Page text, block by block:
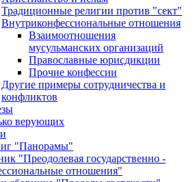
Традиционные религии против "сект"
Внутриконфессиональные отношения
Взаимоотношения
мусульманских организаций
Православные юрисдикции
Прочие конфессии
Другие примеры сотрудничества и
конфликтов
верующих
"Панорамы"
"Преодолевая государственно -
отношения"